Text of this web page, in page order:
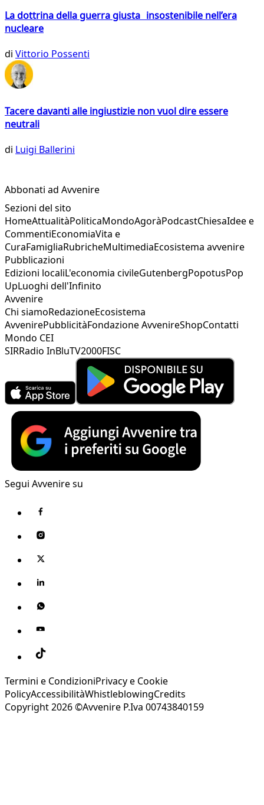
La dottrina della guerra giusta insostenibile nell’era
nucleare
di Vittorio Possenti
Tacere davanti alle ingiustizie non vuol dire essere
neutrali
di Luigi Ballerini
Abbonati ad Avvenire
Sezioni del sito
HomeAttualitàPoliticaMondoAgoràPodcastChiesaIdee e
CommentiEconomiaVita e
CuraFamigliaRubricheMultimediaEcosistema avvenire
Pubblicazioni
Edizioni localiL'economia civileGutenbergPopotusPop
UpLuoghi dell'Infinito
Avvenire
Chi siamoRedazioneEcosistema
AvvenirePubblicitàFondazione AvvenireShopContatti
Mondo CEI
SIRRadio InBluTV2000FISC
Segui Avvenire su
Termini e CondizioniPrivacy e Cookie
PolicyAccessibilitàWhistleblowingCredits
Copyright 2026 ©Avvenire P.Iva 00743840159